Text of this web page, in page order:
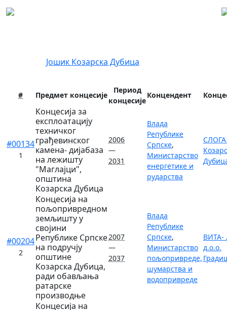
Јошик Козарска Дубица
# Предмет концесије
Период
концесије
Концендент
#00134
1
Концесија за
експлоатацију
техничког
грађевинског
камена- дијабаза
на лежишту
"Маглајци",
општина
Козарска Дубица
2006
—
2031
Влада
Републике
Српске,
Министарство
енергетике и
рударства
СЛОГА
#00204
2
Концесија на
пољопривредном
земљишту у
својини
Републике Српске
на подручју
општине
Козарска Дубица,
ради обављања
ратарске
производње
2007
—
2037
Влада
Републике
Српске,
Министарство
пољопривреде,
шумарства и
водопривреде
ВИТА-
д.о.о.
Концесија на